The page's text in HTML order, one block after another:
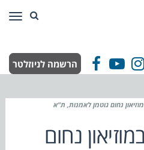
Facebook
YouTubeהרשמה לניוזלטר
נחום גוטמן לאמנות, ת”א
נחום